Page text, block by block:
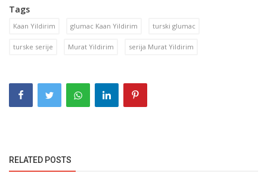
Tags
Kaan Yildirim glumac Kaan Yildirim turski glumac
turske serije Murat Yildirim serija Murat Yildirim
RELATED POSTS